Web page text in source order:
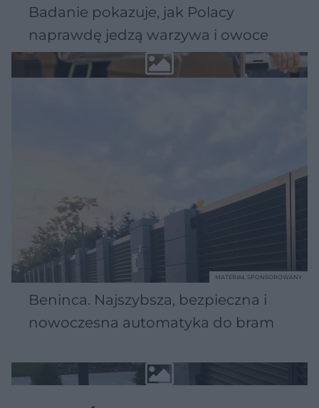
Badanie pokazuje, jak Polacy
naprawdę jedzą warzywa i owoce
Beninca. Najszybsza, bezpieczna i
nowoczesna automatyka do bram
MATERIAŁ SPONSOROWANY